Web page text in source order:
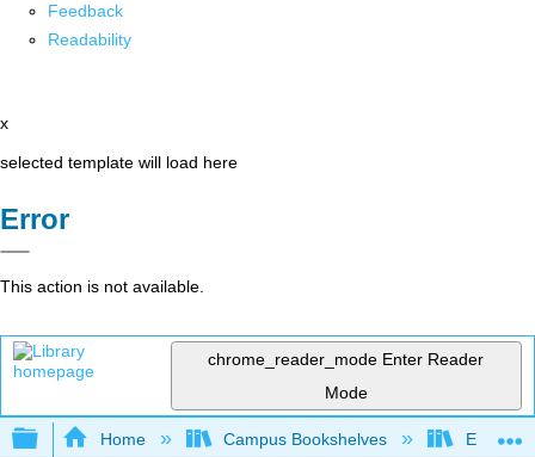
Feedback
Readability
x
selected template will load here
Error
This action is not available.
chrome_reader_mode Enter Reader
Mode
Expand/collapse global hierarchy
Home Campus Bookshelves